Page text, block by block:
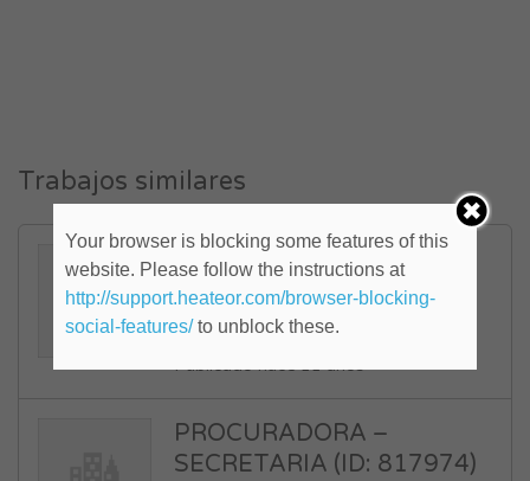
Trabajos similares
MEDICO/A (ID: 592867)
Centro,Gran Buenos Aires
FULL TIME
Publicado hace 11 años
PROCURADORA –
SECRETARIA (ID: 817974)
Your browser is blocking some features of this
website. Please follow the instructions at
http://support.heateor.com/browser-blocking-
social-features/to unblock these.